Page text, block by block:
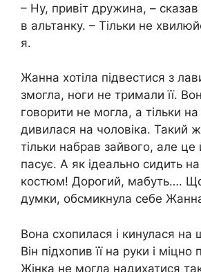
– Ну, привіт дружина, – сказав
в альтанку. – Тільки не
я.
Жанна хотіла підвестися з
змогла, ноги не тримали її.
говорити не могла, а тільки на
дивилася на чоловіка. Такий
тільки набрав зайвого, але це
пасує. А як ідеально сидить
костюм! Дорогий, мабуть….
думки, обсмикнула себе
Вона схопилася і кинулася на
Він підхопив її на руки і
Жінка не могла надихатися